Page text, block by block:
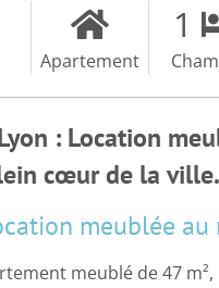
Apartement
1
: Location
cœur de la ville.
meublée au
meublé de 47